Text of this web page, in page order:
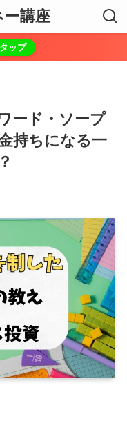
ー講座
タップ
ード・ソープ
持ちになる一